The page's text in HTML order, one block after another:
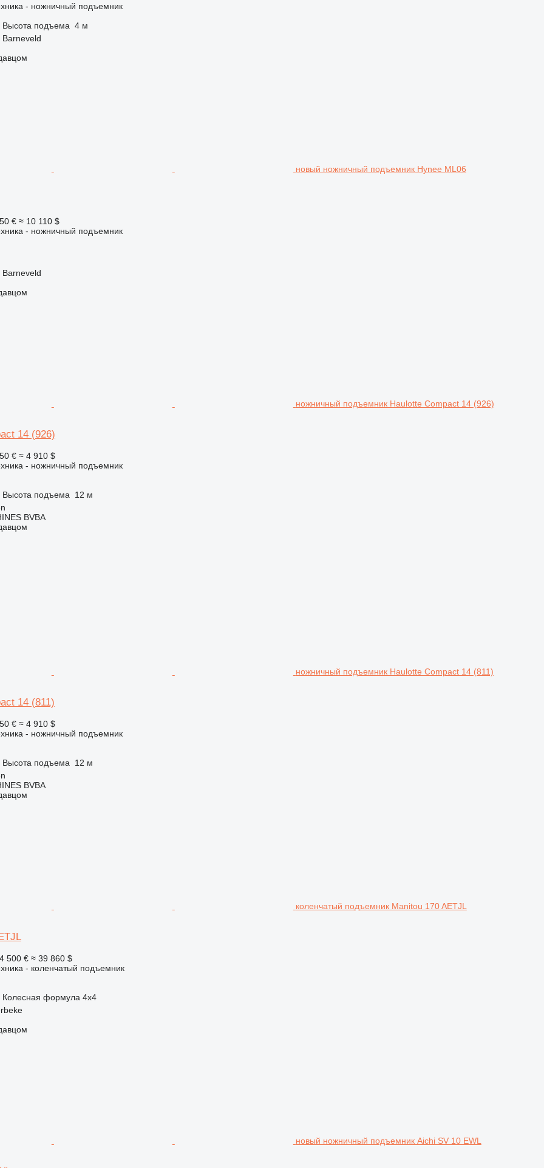
- ножничный подъемник
Высота подъема 4 м
новый ножничный подъемник Hynee ML06
€ ≈ 10 110 $
- ножничный подъемник
ножничный подъемник Haulotte Compact 14 (926)
14 (926)
€ ≈ 4 910 $
- ножничный подъемник
Высота подъема
12 м
BVBA
ножничный подъемник Haulotte Compact 14 (811)
14 (811)
€ ≈ 4 910 $
- ножничный подъемник
Высота подъема
12 м
BVBA
коленчатый подъемник Manitou 170 AETJL
500 € ≈ 39 860 $
- коленчатый подъемник
Колесная формула 4x4
новый ножничный подъемник Aichi SV 10 EWL